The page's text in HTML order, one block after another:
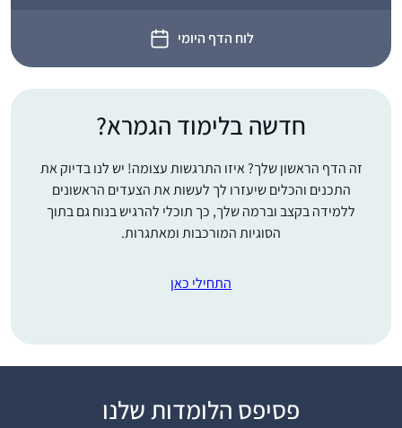
לוח הדף היומי
חדשה בלימוד הגמרא?
זה הדף הראשון שלך? איזו התרגשות עצומה! יש לנו בדיוק את
התכנים והכלים שיעזרו לך לעשות את הצעדים הראשונים
ללמידה בקצב וברמה שלך, כך תוכלי להרגיש בנוח גם בתוך
הסוגיות המורכבות ומאתגרות.
התחילי כאן
פסיפס הלומדות שלנו
באמצע תקופת הקורונה,